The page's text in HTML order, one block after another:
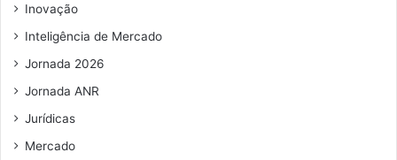
a
i
Inovação
Inteligência de Mercado
Jornada 2026
Jornada ANR
Jurídicas
Mercado